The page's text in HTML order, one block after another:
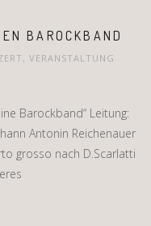
BAROCKBAND
, VERANSTALTUNG
Barockband“ Leitung:
Antonin Reichenauer
grosso nach D.Scarlatti